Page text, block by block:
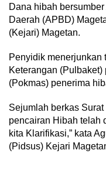
Dana hibah
Daerah (APBD)
(Kejari) Magetan.
Penyidik menerjunkan
Keterangan
(Pokmas) penerima
Sejumlah berkas
pencairan Hibah telah
kita Klarifikasi,” kata
(Pidsus) Kejari